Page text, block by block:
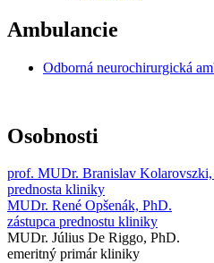
Ambulancie
Odborná neurochirurgická
Osobnosti
prof. MUDr. Branislav
prednosta kliniky
MUDr. René Opšenák, PhD.
zástupca prednostu kliniky
MUDr. Július De Riggo, PhD.
emeritný primár kliniky